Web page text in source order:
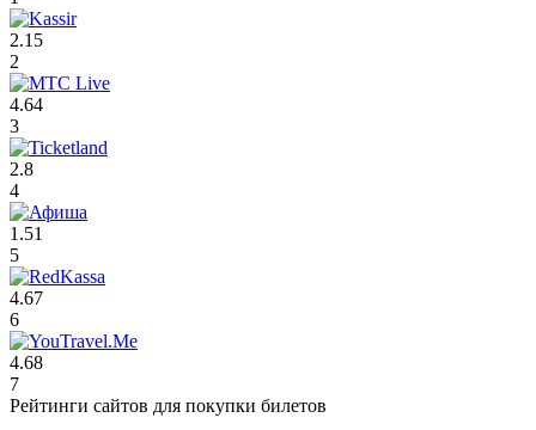
2.15
2
4.64
3
2.8
4
1.51
5
4.67
6
4.68
7
Рейтинги сайтов для покупки билетов